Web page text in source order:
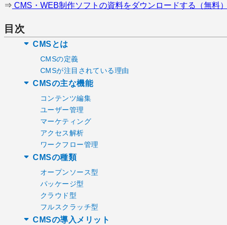
⇒ CMS・WEB制作ソフトの資料をダウンロードする（無料）
目次
CMSとは
CMSの定義
CMSが注目されている理由
CMSの主な機能
コンテンツ編集
ユーザー管理
マーケティング
アクセス解析
ワークフロー管理
CMSの種類
オープンソース型
パッケージ型
クラウド型
フルスクラッチ型
CMSの導入メリット